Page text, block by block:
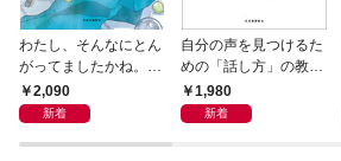
わたし、そんなにとん
がってましたかね。
獅子座、Ａ型、丙午は
めぐる
2,090
新着
自分の声を見つけるた
めの「話し方」の教
室 Ｏｒａｃｙ（オラ
シー）
1,980
新着